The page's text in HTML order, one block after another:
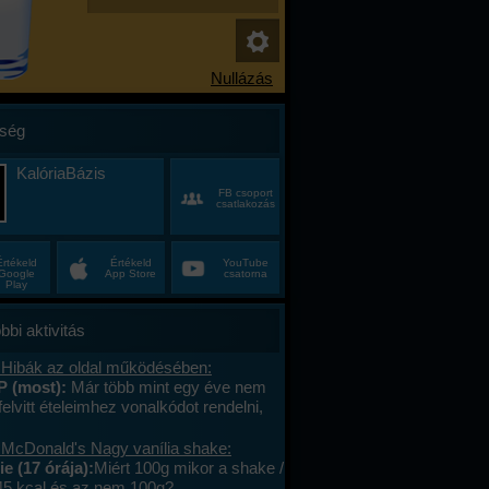
KalóriaBázis
FB csoport
csatlakozás
Play
Értékeld
App Store
YouTube
csatorna
aktivitás
az oldal működésében:
(most): Már több mint egy éve nem
ételeimhez vonalkódot rendelni,
megy. A mások által megadott
le tudom olvasni , jól működik. .
cseréltem, a legújabb android fut,
Nagy vanília shake:
(17 órája):Miért 100g mikor a shake /